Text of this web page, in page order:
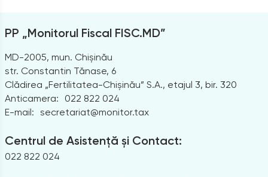
PP „Monitorul Fiscal FISC.MD”
MD-2005, mun. Chișinău
str. Constantin Tănase, 6
Clădirea „Fertilitatea-Chișinău” S.A., etajul 3, bir. 320
Anticamera:
022 822 024
E-mail: secretariat@monitor.tax
Centrul de Asistență și Contact:
022 822 024